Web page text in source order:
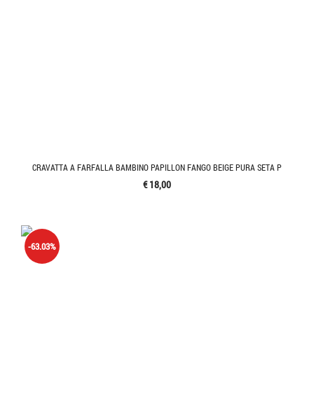
CRAVATTA A FARFALLA BAMBINO PAPILLON FANGO BEIGE PURA SETA P
€ 18,00
-63.03%